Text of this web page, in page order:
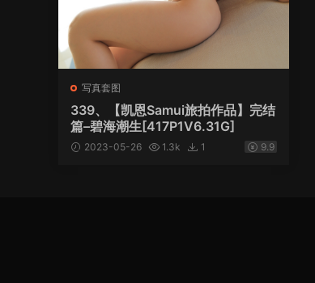
写真套图
339、【凯恩Samui旅拍作品】完结
篇–碧海潮生[417P1V6.31G]
2023-05-26 1.3k 1 9.9